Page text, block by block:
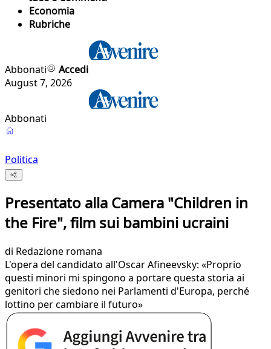
Economia
Rubriche
Abbonati
Accedi
August 7, 2026
Abbonati
Politica
Presentato alla Camera "Children in
the Fire", film sui bambini ucraini
di Redazione romana
L'opera del candidato all'Oscar Afineevsky: «Proprio
questi minori mi spingono a portare questa storia ai
genitori che siedono nei Parlamenti d'Europa, perché
lottino per cambiare il futuro»